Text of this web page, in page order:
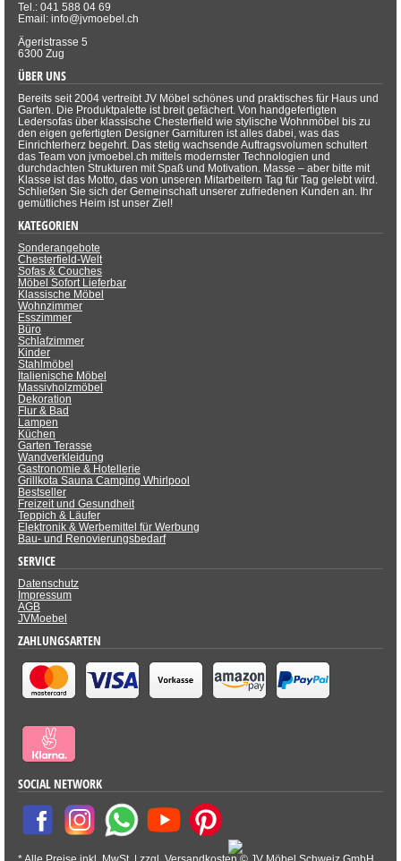
Tel.: 041 588 04 69
Email: info@jvmoebel.ch
Ägeristrasse 5
6300 Zug
ÜBER UNS
Bereits seit 2004 vertreibt JV Möbel schönes und praktisches für Haus und
Garten. Die Produktpalette ist breit gefächert. Von handgefertigten
Ledersofas über klassische Chesterfield wie stylische Wohnmöbel bis zu
den eigen gefertigten Designer Garnituren ist alles dabei, was das
Einrichterherz begehrt. Das stetig wachsende Auftragsvolumen schultert
das Team von jvmoebel.ch mittels modernster Technologien und
durchdachten Strukturen mit Spaß und Motivation. Masse – aber bitte mit
Klasse ist das Motto, das von unseren Mitarbeitern Tag für Tag gelebt wird.
Schließen Sie sich der Gemeinschaft unserer zufriedenen Kunden an. Ihr
gemütliches Heim ist unser Ziel!
KATEGORIEN
Sonderangebote
Chesterfield-Welt
Sofas & Couches
Möbel Sofort Lieferbar
Klassische Möbel
Wohnzimmer
Esszimmer
Büro
Schlafzimmer
Kinder
Stahlmöbel
Italienische Möbel
Massivholzmöbel
Dekoration
Flur & Bad
Lampen
Küchen
Garten Terasse
Wandverkleidung
Gastronomie & Hotellerie
Grillkota Sauna Camping Whirlpool
Bestseller
Freizeit und Gesundheit
Teppich & Läufer
Elektronik & Werbemittel für Werbung
Bau- und Renovierungsbedarf
SERVICE
Datenschutz
Impressum
AGB
JVMoebel
ZAHLUNGSARTEN
SOCIAL NETWORK